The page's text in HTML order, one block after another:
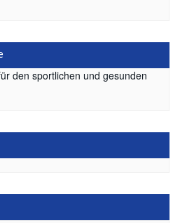
den sportlichen und gesunden